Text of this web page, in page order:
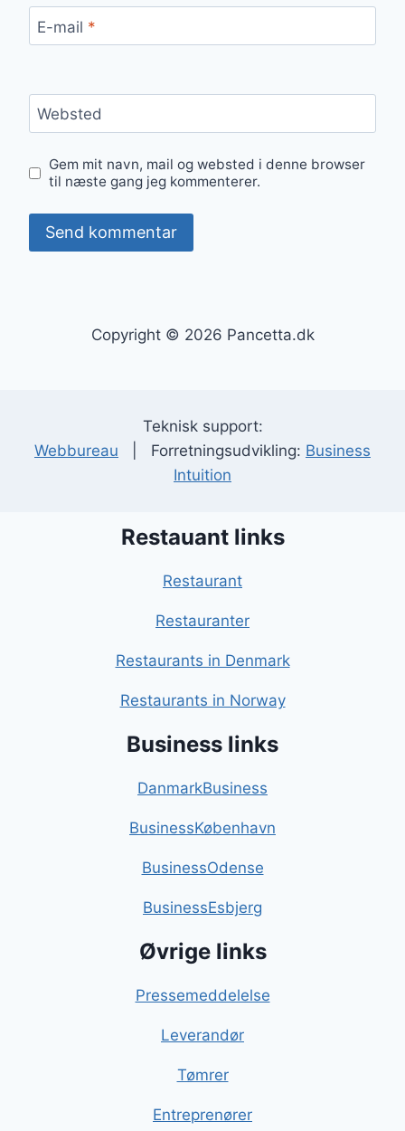
E-mail *
Websted
Gem mit navn, mail og websted i denne browser
til næste gang jeg kommenterer.
Copyright © 2026 Pancetta.dk
Teknisk support:
Webbureau | Forretningsudvikling: Business
Intuition
Restauant links
Restaurant
Restauranter
Restaurants in Denmark
Restaurants in Norway
Business links
DanmarkBusiness
BusinessKøbenhavn
BusinessOdense
BusinessEsbjerg
Øvrige links
Pressemeddelelse
Leverandør
Tømrer
Entreprenører